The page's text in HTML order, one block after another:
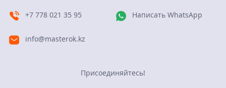
+7 778 021 35 95 Написать WhatsApp
info@masterok.kz
Присоединяйтесь!